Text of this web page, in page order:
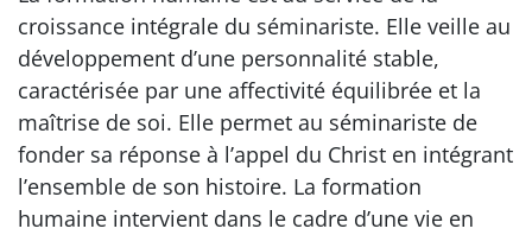
croissance intégrale du séminariste. Elle veille au
développement d’une personnalité stable,
caractérisée par une affectivité équilibrée et la
maîtrise de soi. Elle permet au séminariste de
fonder sa réponse à l’appel du Christ en intégrant
l’ensemble de son histoire. La formation
humaine intervient dans le cadre d’une vie en